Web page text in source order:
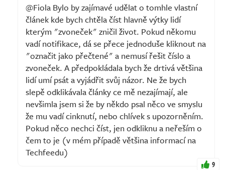
@Fiola Bylo by zajímavé udělat o tomhle vlastní
článek kde bych chtěla číst hlavně výtky lidí
kterým "zvoneček" zničil život. Pokud někomu
vadí notifikace, dá se přece jednoduše kliknout na
"označit jako přečtené" a nemusí řešit číslo a
zvoneček. A předpokládala bych že drtivá většina
lidí umí psát a vyjádřit svůj názor. Ne že bych
slepě odklikávala články ce mě nezajímají, ale
nevšimla jsem si že by někdo psal něco ve smyslu
že mu vadí cinknutí, nebo chlívek s upozorněním.
Pokud něco nechci číst, jen odkliknu a neřeším o
čem to je (v mém případě většina informací na
Techfeedu)
9